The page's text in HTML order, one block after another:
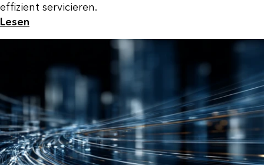
effizient servicieren.
Lesen